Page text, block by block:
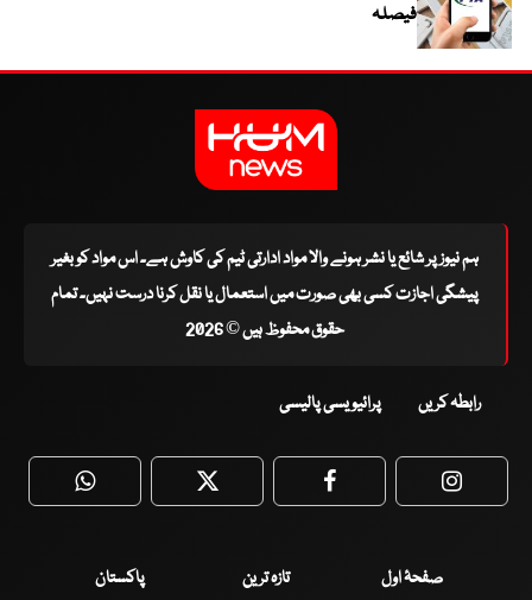
فیصلہ
ہم نیوز پر شائع یا نشر ہونے والا مواد ادارتی ٹیم کی کاوش ہے۔ اس مواد کو بغیر
پیشگی اجازت کسی بھی صورت میں استعمال یا نقل کرنا درست نہیں۔ تمام
حقوق محفوظ ہیں © 2026
رابطہ کریں پرائیویسی پالیسی
WhatsApp Twitter Facebook
صفحۂ اول تازہ ترین
پاکستان